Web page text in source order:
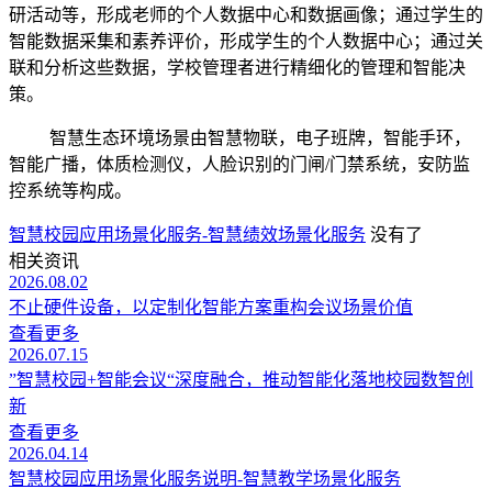
研活动等，形成老师的个人数据中心和数据画像；通过学生的
智能数据采集和素养评价，形成学生的个人数据中心；通过关
联和分析这些数据，学校管理者进行精细化的管理和智能决
策。
智慧生态环境场景由智慧物联，电子班牌，智能手环，
智能广播，体质检测仪，人脸识别的门闸/门禁系统，安防监
控系统等构成。
智慧校园应用场景化服务-智慧绩效场景化服务 没有了
相关资讯
2026.08.02
不止硬件设备，以定制化智能方案重构会议场景价值
查看更多
2026.07.15
”智慧校园+智能会议“深度融合，推动智能化落地校园数智创
新
查看更多
2026.04.14
智慧校园应用场景化服务说明-智慧教学场景化服务